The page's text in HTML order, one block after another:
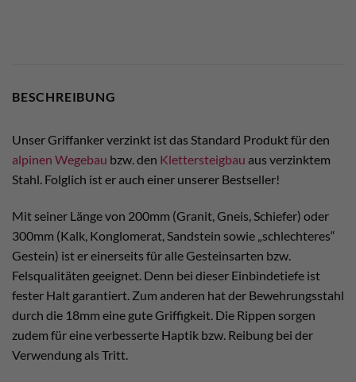
BESCHREIBUNG
Unser Griffanker verzinkt ist das Standard Produkt für den
alpinen Wegebau bzw. den Klettersteigbau aus verzinktem
Stahl. Folglich ist er auch einer unserer Bestseller!
Mit seiner Länge von 200mm (Granit, Gneis, Schiefer) oder
300mm (Kalk, Konglomerat, Sandstein sowie „schlechteres“
Gestein) ist er einerseits für alle Gesteinsarten bzw.
Felsqualitäten geeignet. Denn bei dieser Einbindetiefe ist
fester Halt garantiert. Zum anderen hat der Bewehrungsstahl
durch die 18mm eine gute Griffigkeit. Die Rippen sorgen
zudem für eine verbesserte Haptik bzw. Reibung bei der
Verwendung als Tritt.